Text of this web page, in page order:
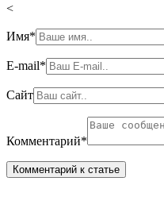
<
Имя*
E-mail*
Сайт
Комментарий*